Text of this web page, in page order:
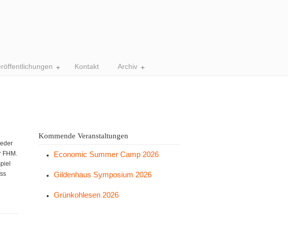
Kontakt Archiv
FHM.
Kommende Veranstaltungen
Economic Summer Camp 2026
Gildenhaus Symposium 2026
Grünkohlesen 2026